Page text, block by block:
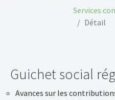
Services
Détail
Guichet social
Avances sur les